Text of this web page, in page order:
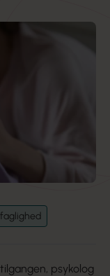
psykolog